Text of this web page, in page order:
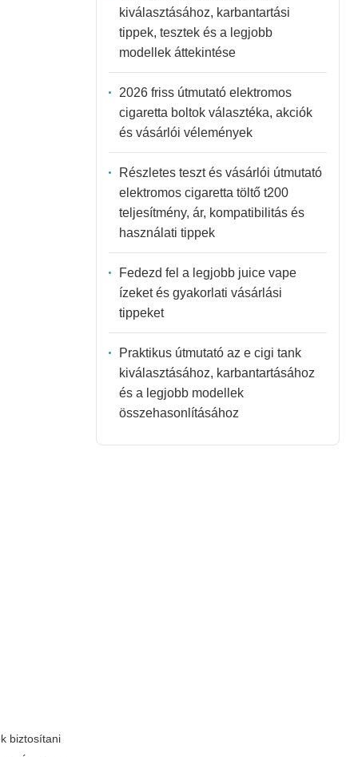
biztosítani
kiválasztásához, karbantartási
tippek, tesztek és a legjobb
modellek áttekintése
2026 friss útmutató elektromos
cigaretta boltok választéka, akciók
és vásárlói vélemények
Részletes teszt és vásárlói útmutató
elektromos cigaretta töltő t200
teljesítmény, ár, kompatibilitás és
használati tippek
Fedezd fel a legjobb juice vape
ízeket és gyakorlati vásárlási
tippeket
Praktikus útmutató az e cigi tank
kiválasztásához, karbantartásához
és a legjobb modellek
összehasonlításához